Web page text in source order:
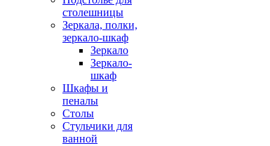
столешницы
Зеркала, полки,
зеркало-шкаф
Зеркало
Зеркало-
шкаф
Шкафы и
пеналы
Столы
Стульчики для
ванной